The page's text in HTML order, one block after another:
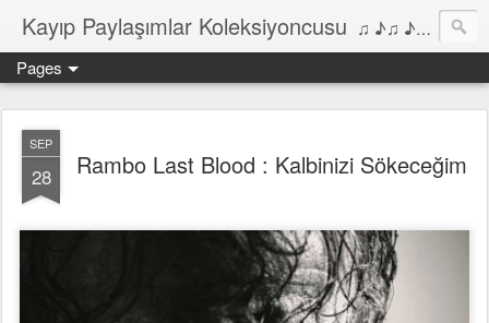
Kayıp Paylaşımlar Koleksiyoncusu ♫ ♪♫ ♪ ♫ ♪♫ ♪•♫♪ 2006'dan bu yana Film, Dizi, Müzik ve Kitaplar üzerine Yazılar Diyarı...
Pages
SEP
28 Rambo Last Blood : Kalbinizi Sökeceğim